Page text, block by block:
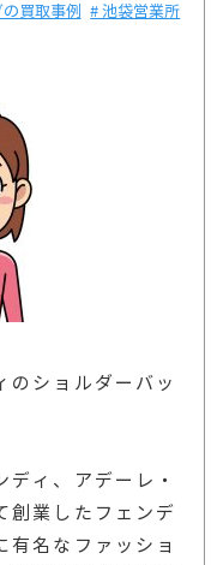
買取事例 # 池袋営業所
のショルダーバッ
ディ、アデーレ・
創業したフェンデ
有名なファッショ